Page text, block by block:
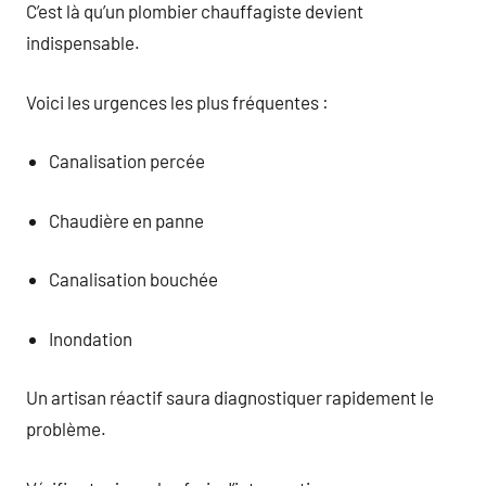
C’est là qu’un plombier chauffagiste devient
indispensable.
Voici les urgences les plus fréquentes :
Canalisation percée
Chaudière en panne
Canalisation bouchée
Inondation
Un artisan réactif saura diagnostiquer rapidement le
problème.